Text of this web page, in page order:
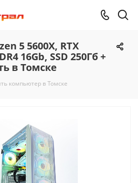
5 5600X, RTX
16Gb, SSD 250Гб +
в Томске
компьютер в Томске